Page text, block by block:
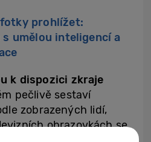
prohlížet:
umělou inteligencí a
k dispozici zkraje
pečlivě sestaví
zobrazených lidí,
obrazovkách se